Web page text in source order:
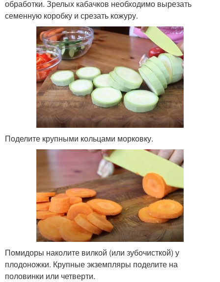
обработки. Зрелых кабачков необходимо вырезать
семенную коробку и срезать кожуру.
Поделите крупными кольцами морковку.
Помидоры наколите вилкой (или зубочисткой) у
плодоножки. Крупные экземпляры поделите на
половинки или четверти.